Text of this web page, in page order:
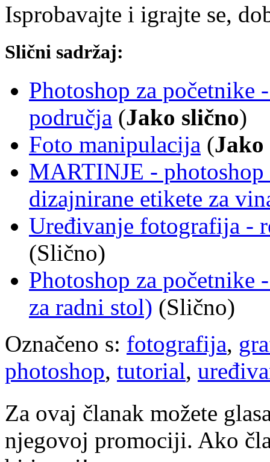
Isprobavajte i igrajte se,
Slični sadržaj:
Photoshop za
područja (Jako slično)
Foto manipulacija (Jako
MARTINJE -
dizajnirane etikete za
Uređivanje fotografija -
(Slično)
Photoshop za
za radni stol) (Slično)
Označeno s: fotografija,
photoshop, tutorial,
Za ovaj članak možete
njegovoj promociji. Ako